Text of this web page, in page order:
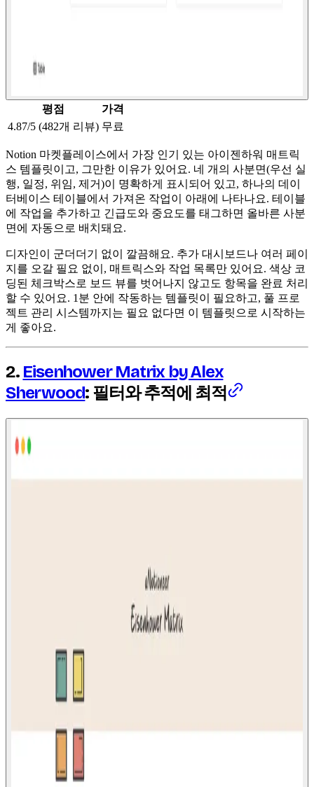
평점
가격
4.87/5 (482개 리뷰) 무료
Notion 마켓플레이스에서 가장 인기 있는 아이젠하워 매트릭
스 템플릿이고, 그만한 이유가 있어요. 네 개의 사분면(우선 실
행, 일정, 위임, 제거)이 명확하게 표시되어 있고, 하나의 데이
터베이스 테이블에서 가져온 작업이 아래에 나타나요. 테이블
에 작업을 추가하고 긴급도와 중요도를 태그하면 올바른 사분
면에 자동으로 배치돼요.
디자인이 군더더기 없이 깔끔해요. 추가 대시보드나 여러 페이
지를 오갈 필요 없이, 매트릭스와 작업 목록만 있어요. 색상 코
딩된 체크박스로 보드 뷰를 벗어나지 않고도 항목을 완료 처리
할 수 있어요. 1분 안에 작동하는 템플릿이 필요하고, 풀 프로
젝트 관리 시스템까지는 필요 없다면 이 템플릿으로 시작하는
게 좋아요.
2. Eisenhower Matrix by Alex
Sherwood: 필터와 추적에 최적